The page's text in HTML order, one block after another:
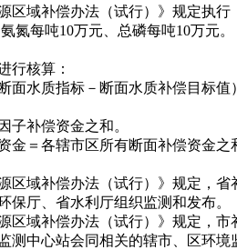
域补偿办法（试行）》规定执行
氮每吨10万元、总磷每吨10万元。
核算：
水质指标－断面水质补偿目标值
补偿资金之和。
＝各辖市区所有断面补偿资金之
域补偿办法（试行）》规定，省
保厅、省水利厅组织监测和发布。
域补偿办法（试行）》规定，市
测中心站会同相关的辖市、区环境